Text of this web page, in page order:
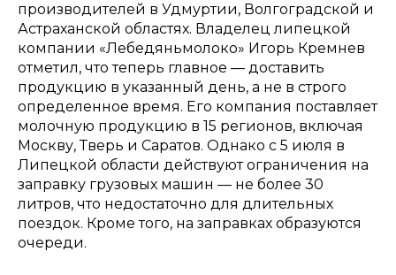
производителей в Удмуртии, Волгоградской и
Астраханской областях. Владелец липецкой
компании «Лебедяньмолоко» Игорь Кремнев
отметил, что теперь главное — доставить
продукцию в указанный день, а не в строго
определенное время. Его компания поставляет
молочную продукцию в 15 регионов, включая
Москву, Тверь и Саратов. Однако с 5 июля в
Липецкой области действуют ограничения на
заправку грузовых машин — не более 30
литров, что недостаточно для длительных
поездок. Кроме того, на заправках образуются
очереди.